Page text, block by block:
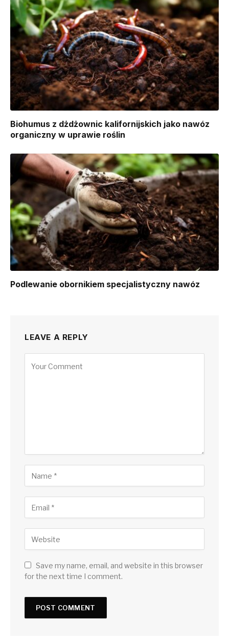
Biohumus z dżdżownic kalifornijskich jako nawóz
organiczny w uprawie roślin
Podlewanie obornikiem specjalistyczny nawóz
LEAVE A REPLY
Save my name, email, and website in this browser
for the next time I comment.